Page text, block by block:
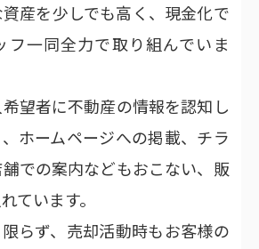
産を少しでも高く、現金化で
フ一同全力で取り組んでいま
望者に不動産の情報を認知し
ホームページへの掲載、チラ
での案内などもおこない、販
ています。
らず、売却活動時もお客様の